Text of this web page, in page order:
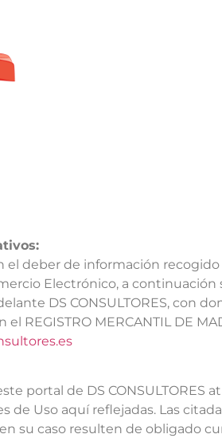
deber de información recogido
Electrónico, a
DS CONSULTORES, con
REGISTRO MERCANTIL DE
portal de DS
de Uso aquí reflejadas. Las
su caso resulten de obligado